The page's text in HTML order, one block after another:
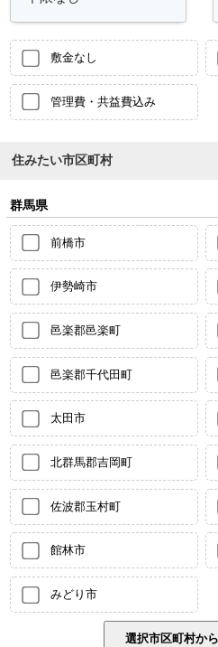
敷金なし
管理費・共益費込み
住みたい市区町村
群馬県
前橋市
伊勢崎市
邑楽郡邑楽町
邑楽郡千代田町
太田市
北群馬郡吉岡町
佐波郡玉村町
館林市
みどり市